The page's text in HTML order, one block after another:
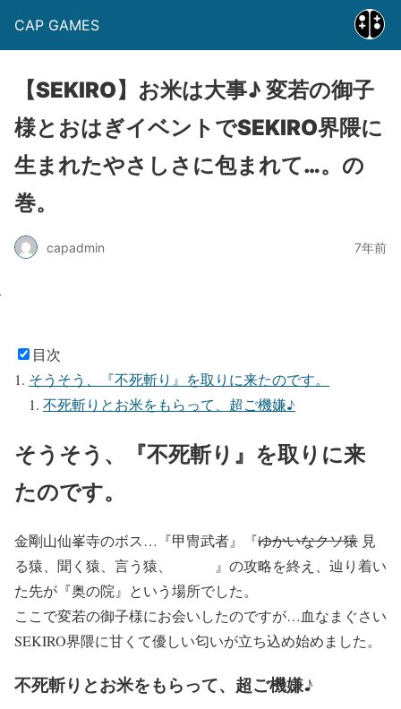
CAP GAMES
【SEKIRO】お米は大事♪ 変若の御子
様とおはぎイベントでSEKIRO界隈に
生まれたやさしさに包まれて…。の
巻。
capadmin 7年前
目次
そうそう、『不死斬り』を取りに来たのです。
不死斬りとお米をもらって、超ご機嫌♪
そうそう、『不死斬り』を取りに来
たのです。
金剛山仙峯寺のボス…『甲冑武者』『ゆかいなクソ猿 見
る猿、聞く猿、言う猿、 』の攻略を終え、辿り着い
た先が『奥の院』という場所でした。
ここで変若の御子様にお会いしたのですが…血なまぐさい
SEKIRO界隈に甘くて優しい匂いが立ち込め始めました。
不死斬りとお米をもらって、超ご機嫌♪